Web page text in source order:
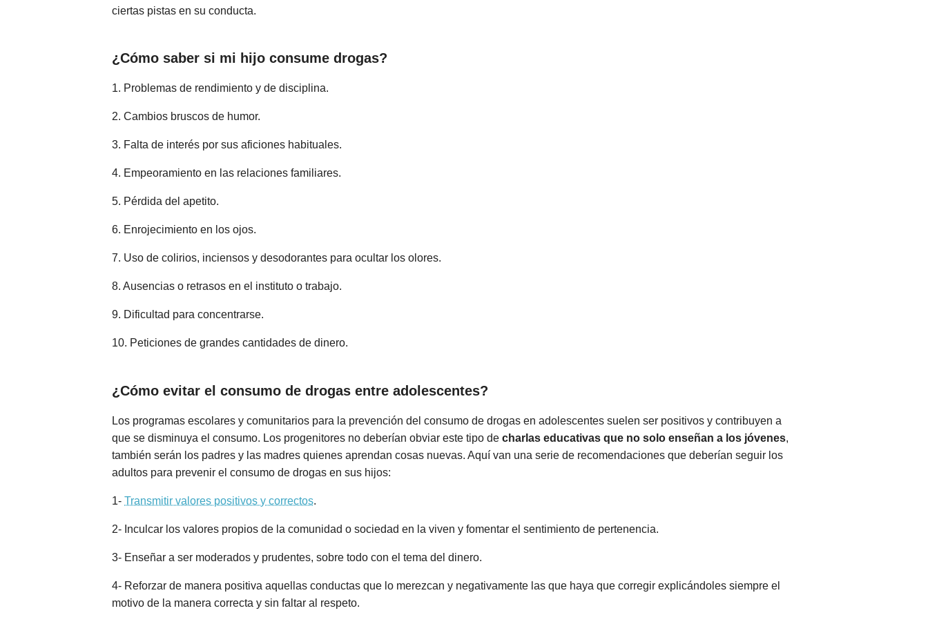
ciertas pistas en su conducta.
¿Cómo saber si mi hijo consume drogas?
1. Problemas de rendimiento y de disciplina.
2. Cambios bruscos de humor.
3. Falta de interés por sus aficiones habituales.
4. Empeoramiento en las relaciones familiares.
5. Pérdida del apetito.
6. Enrojecimiento en los ojos.
7. Uso de colirios, inciensos y desodorantes para ocultar los olores.
8. Ausencias o retrasos en el instituto o trabajo.
9. Dificultad para concentrarse.
10. Peticiones de grandes cantidades de dinero.
¿Cómo evitar el consumo de drogas entre adolescentes?
Los programas escolares y comunitarios para la prevención del consumo de drogas en adolescentes suelen ser positivos y contribuyen a
que se disminuya el consumo. Los progenitores no deberían obviar este tipo de charlas educativas que no solo enseñan a los jóvenes,
también serán los padres y las madres quienes aprendan cosas nuevas. Aquí van una serie de recomendaciones que deberían seguir los
adultos para prevenir el consumo de drogas en sus hijos:
1- Transmitir valores positivos y correctos.
2- Inculcar los valores propios de la comunidad o sociedad en la viven y fomentar el sentimiento de pertenencia.
3- Enseñar a ser moderados y prudentes, sobre todo con el tema del dinero.
4- Reforzar de manera positiva aquellas conductas que lo merezcan y negativamente las que haya que corregir explicándoles siempre el
motivo de la manera correcta y sin faltar al respeto.